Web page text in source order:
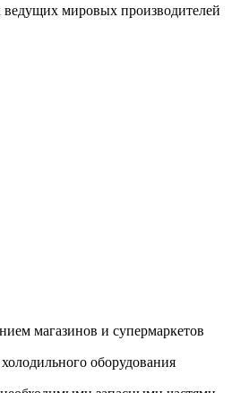
ведущих мировых производителей
магазинов и супермаркетов
оборудования